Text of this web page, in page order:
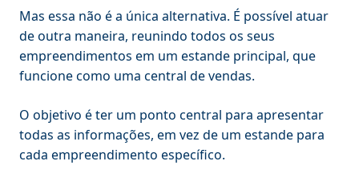
Mas essa não é a única alternativa. É possível atuar
de outra maneira, reunindo todos os seus
empreendimentos em um estande principal, que
funcione como uma central de vendas.
O objetivo é ter um ponto central para apresentar
todas as informações, em vez de um estande para
cada empreendimento específico.